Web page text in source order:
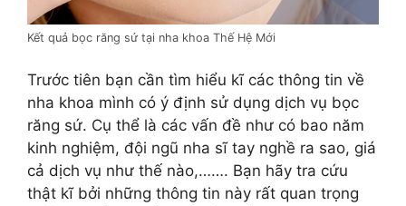
Kết quả bọc răng sứ tại nha khoa Thế Hệ Mới
Trước tiên bạn cần tìm hiểu kĩ các thông tin về
nha khoa mình có ý định sử dụng dịch vụ bọc
răng sứ. Cụ thể là các vấn đề như có bao năm
kinh nghiệm, đội ngũ nha sĩ tay nghề ra sao, giá
cả dịch vụ như thế nào,……. Bạn hãy tra cứu
thật kĩ bởi những thông tin này rất quan trọng